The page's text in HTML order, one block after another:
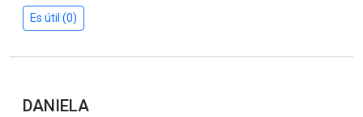
Es útil (0)
DANIELA